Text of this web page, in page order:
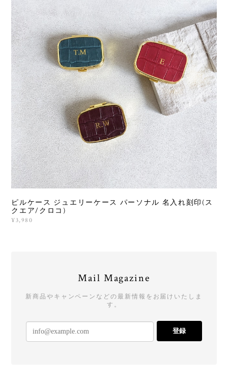
ピルケース ジュエリーケース パーソナル 名入れ刻印(ス
クエア/クロコ)
¥3,980
Mail Magazine
新商品やキャンペーンなどの最新情報をお届けいたしま
す。
登録